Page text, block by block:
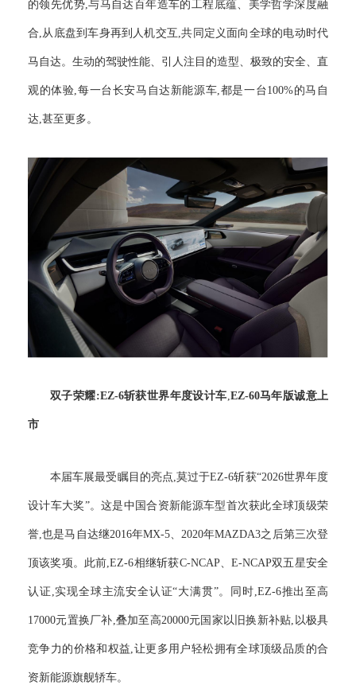
的领先优势,与马自达百年造车的工程底蕴、美学哲学深度融
合,从底盘到车身再到人机交互,共同定义面向全球的电动时代
马自达。生动的驾驶性能、引人注目的造型、极致的安全、直
观的体验,每一台长安马自达新能源车,都是一台100%的马自
达,甚至更多。
双子荣耀:EZ-6斩获世界年度设计车 EZ-60马年版诚意上
市
本届车展最受瞩目的亮点,莫过于EZ-6斩获“2026世界年度
设计车大奖”。这是中国合资新能源车型首次获此全球顶级荣
誉,也是马自达继2016年MX-5、2020年MAZDA3之后第三次登
顶该奖项。此前,EZ-6相继斩获C-NCAP、E-NCAP双五星安全
认证,实现全球主流安全认证“大满贯”。同时,EZ-6推出至高
17000元置换厂补,叠加至高20000元国家以旧换新补贴,以极具
竞争力的价格和权益,让更多用户轻松拥有全球顶级品质的合
资新能源旗舰轿车。